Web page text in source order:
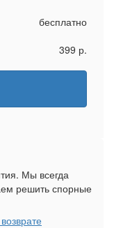
бесплатно
399 р.
Мы всегда
решить спорные